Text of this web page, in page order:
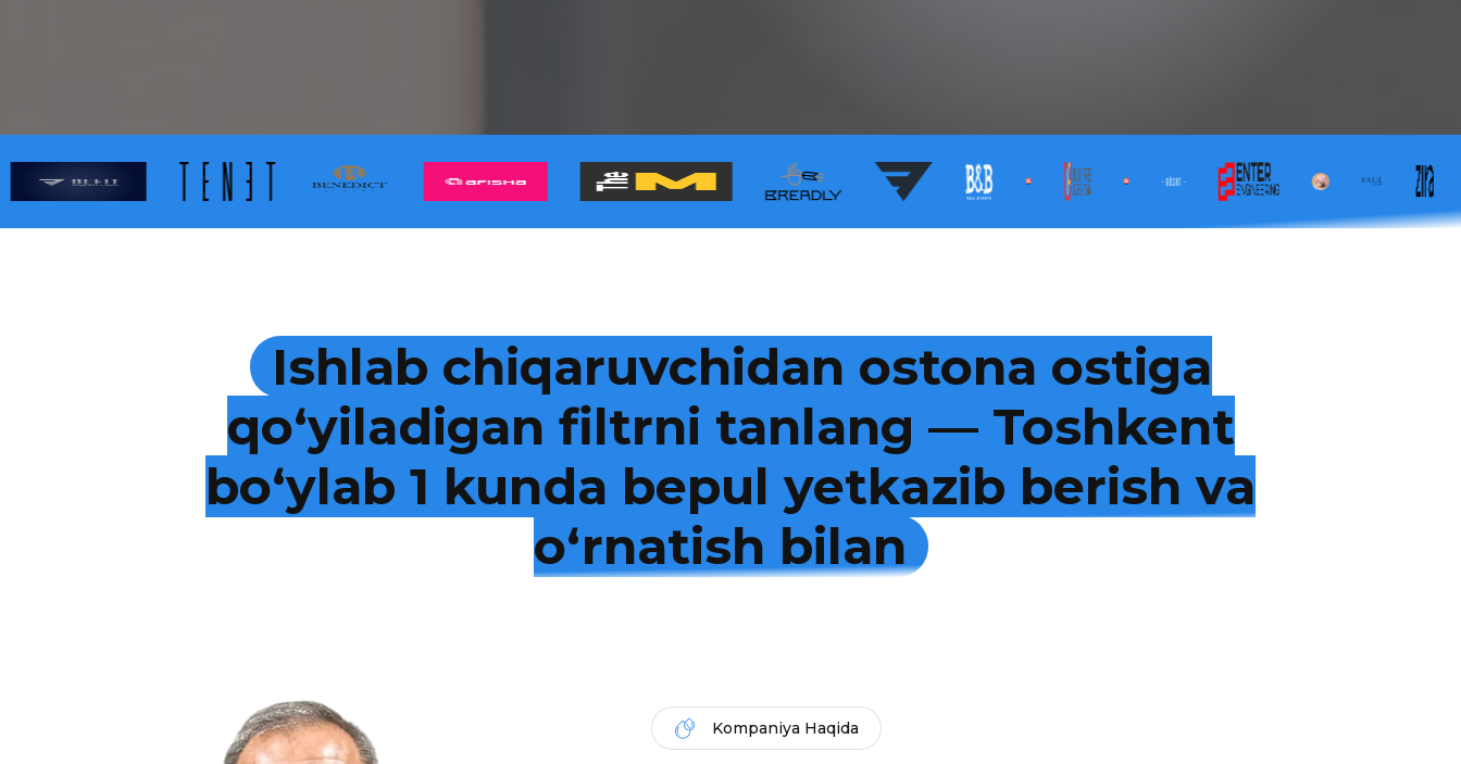
Ishlab chiqaruvchidan ostona ostiga
qo‘yiladigan filtrni tanlang — Toshkent
bo‘ylab 1 kunda bepul yetkazib berish va
o‘rnatish bilan
Kompaniya Haqida